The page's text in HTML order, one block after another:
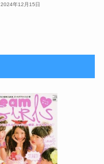
2024年12月15日